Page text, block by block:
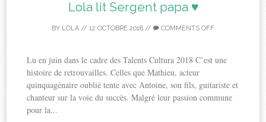
Lola lit Sergent papa ♥
BY LOLA // 12 OCTOBRE 2018 // COMMENTS OFF
Lu en juin dans le cadre des Talents Cultura 2018 C’est une
histoire de retrouvailles. Celles que Mathieu, acteur
quinquagénaire oublié tente avec Antoine, son fils, guitariste et
chanteur sur la voie du succès. Malgré leur passion commune
pour la...